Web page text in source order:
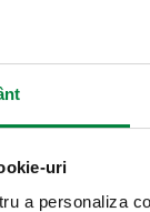
uri
a personaliza
în